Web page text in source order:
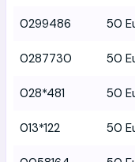
0299486 50
0287730 50
028*481 50
013*122 50